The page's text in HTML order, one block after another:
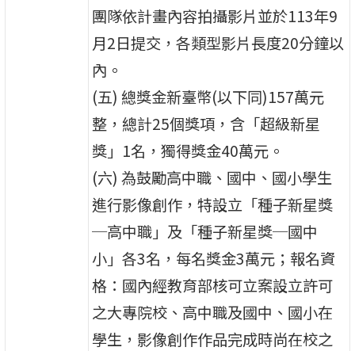
團隊依計畫內容拍攝影片並於113年9
月2日提交，各類型影片長度20分鐘以
內。
(五) 總獎金新臺幣(以下同)157萬元
整，總計25個獎項，含「超級新星
獎」1名，獨得獎金40萬元。
(六) 為鼓勵高中職、國中、國小學生
進行影像創作，特設立「種子新星獎
─高中職」及「種子新星獎─國中
小」各3名，每名獎金3萬元；報名資
格：國內經教育部核可立案設立許可
之大專院校、高中職及國中、國小在
學生，影像創作作品完成時尚在校之